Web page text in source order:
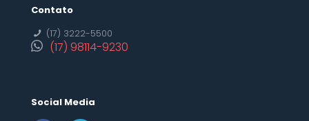
Contato
(17) 3222-5500
(17) 98114-9230
Social Media